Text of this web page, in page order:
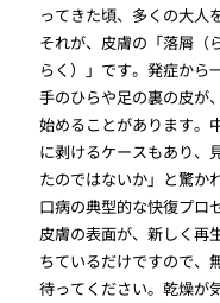
ってきた頃、多くの大人
それが、皮膚の「落屑（
らく）」です。発症から
手のひらや足の裏の皮が
始めることがあります。
に剥けるケースもあり、
たのではないか」と驚か
口病の典型的な快復プロ
皮膚の表面が、新しく再
ちているだけですので、
待ってください。乾燥が